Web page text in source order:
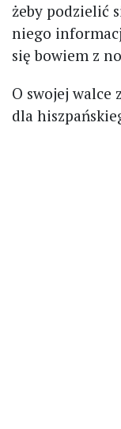
żeby podzielić
niego
się bowiem z
O swojej walce
dla